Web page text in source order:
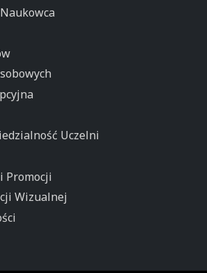
Uczelni
Promocji
Wizualnej